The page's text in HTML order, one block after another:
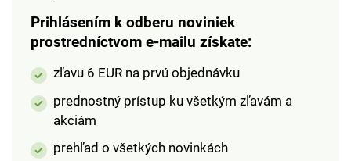
Prihlásením k odberu noviniek
prostredníctvom e-mailu získate:
zľavu 6 EUR na prvú objednávku
prednostný prístup ku všetkým zľavám a
akciám
prehľad o všetkých novinkách